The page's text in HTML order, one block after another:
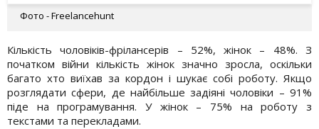
Фото - Freelancehunt
Кількість чоловіків-фрілансерів – 52%, жінок – 48%. З
початком війни кількість жінок значно зросла, оскільки
багато хто виїхав за кордон і шукає собі роботу. Якщо
розглядати сфери, де найбільше задіяні чоловіки – 91%
піде на програмування. У жінок – 75% на роботу з
текстами та перекладами.